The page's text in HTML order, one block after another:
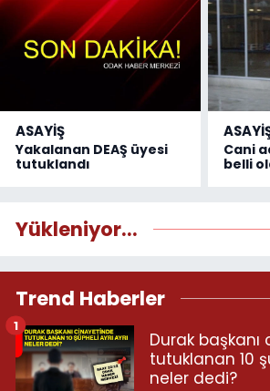
ASAYİŞ
Yakalanan DEAŞ üyesi
tutuklandı
Cani
belli
Yükleniyor...
Trend Haberler
Durak
tutuklanan 10
neler dedi?
1